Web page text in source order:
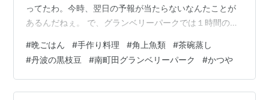
ってたわ。今時、翌日の予報が当たらないなんたことが
あるんだねぇ。 で、グランベリーパークでは１時間の別
のかつ丼梅でお昼ごはん🍴 たまには、と写真を撮ってみ
た。おいしそっ🎶 私は前回同様ごはん少なめにしたら、
おなかいっぱいすぎず、おいしくて満足😊 メインの目的
である角上魚類に行き、あれこれお買い物。 そんな日の
#晩ごはん #手作り料理 #角上魚類 #茶碗蒸し
#丹波の黒枝豆 #南町田グランベリーパーク #かつや